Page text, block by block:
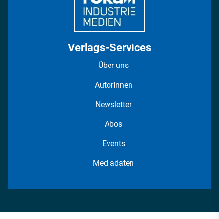
Verlags-Services
Über uns
AutorInnen
Newsletter
Abos
Events
Mediadaten